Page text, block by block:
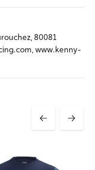
80081
www.kenny-